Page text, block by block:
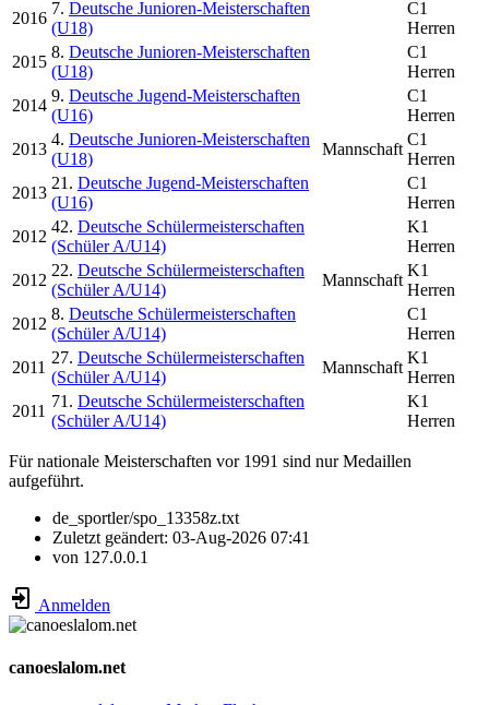
2016
7. Deutsche Junioren-Meisterschaften
(U18)
C1
Herren
2015
8. Deutsche Junioren-Meisterschaften
(U18)
C1
Herren
2014
9. Deutsche Jugend-Meisterschaften
(U16)
C1
Herren
2013
4. Deutsche Junioren-Meisterschaften
(U18)
Mannschaft
C1
Herren
2013
21. Deutsche Jugend-Meisterschaften
(U16)
C1
Herren
2012
42. Deutsche Schülermeisterschaften
(Schüler A/U14)
K1
Herren
2012
22. Deutsche Schülermeisterschaften
(Schüler A/U14)
Mannschaft
K1
Herren
2012
8. Deutsche Schülermeisterschaften
(Schüler A/U14)
C1
Herren
2011
27. Deutsche Schülermeisterschaften
(Schüler A/U14)
Mannschaft
K1
Herren
2011
71. Deutsche Schülermeisterschaften
(Schüler A/U14)
K1
Herren
Für nationale Meisterschaften vor 1991 sind nur Medaillen
aufgeführt.
de_sportler/spo_13358z.txt
Zuletzt geändert: 03-Aug-2026 07:41
von 127.0.0.1
Anmelden
canoeslalom.net